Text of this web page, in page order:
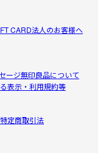
CARD法人のお客様へ
ージ無印良品について
表示・利用規約等
特定商取引法